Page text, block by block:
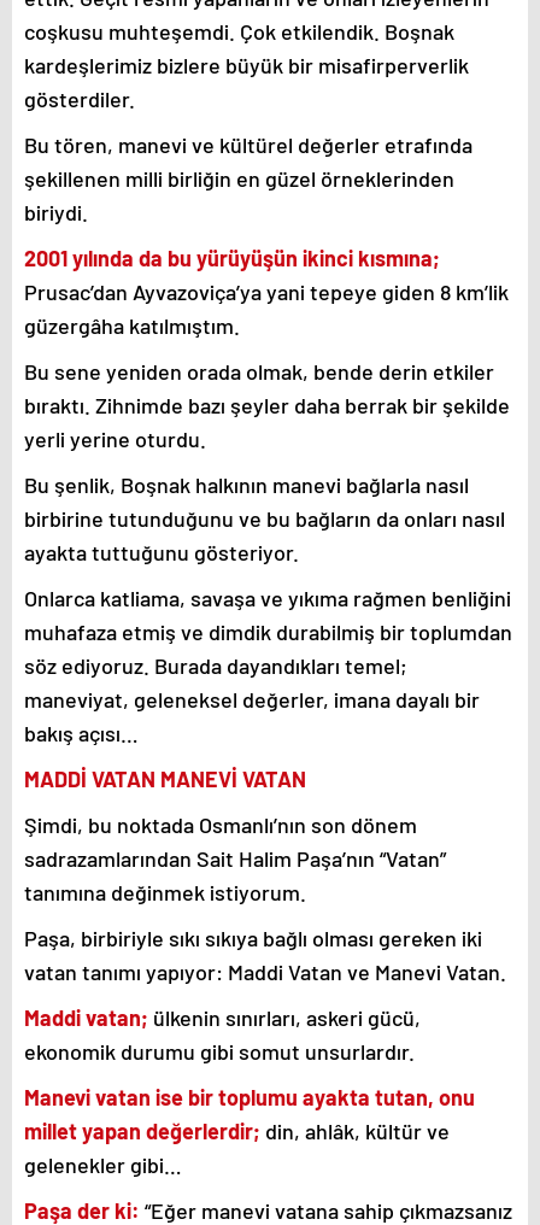
coşkusu muhteşemdi. Çok etkilendik. Boşnak
kardeşlerimiz bizlere büyük bir misafirperverlik
gösterdiler.
Bu tören, manevi ve kültürel değerler etrafında
şekillenen milli birliğin en güzel örneklerinden
biriydi.
2001 yılında da bu yürüyüşün ikinci kısmına;
Prusac’dan Ayvazoviça’ya yani tepeye giden 8 km’lik
güzergâha katılmıştım.
Bu sene yeniden orada olmak, bende derin etkiler
bıraktı. Zihnimde bazı şeyler daha berrak bir şekilde
yerli yerine oturdu.
Bu şenlik, Boşnak halkının manevi bağlarla nasıl
birbirine tutunduğunu ve bu bağların da onları nasıl
ayakta tuttuğunu gösteriyor.
Onlarca katliama, savaşa ve yıkıma rağmen benliğini
muhafaza etmiş ve dimdik durabilmiş bir toplumdan
söz ediyoruz. Burada dayandıkları temel;
maneviyat, geleneksel değerler, imana dayalı bir
bakış açısı…
MADDİ VATAN MANEVİ VATAN
Şimdi, bu noktada Osmanlı’nın son dönem
sadrazamlarından Sait Halim Paşa’nın “Vatan”
tanımına değinmek istiyorum.
Paşa, birbiriyle sıkı sıkıya bağlı olması gereken iki
vatan tanımı yapıyor: Maddi Vatan ve Manevi Vatan.
Maddi vatan; ülkenin sınırları, askeri gücü,
ekonomik durumu gibi somut unsurlardır.
Manevi vatan ise bir toplumu ayakta tutan, onu
millet yapan değerlerdir; din, ahlâk, kültür ve
gelenekler gibi…
Paşa der ki: “Eğer manevi vatana sahip çıkmazsanız